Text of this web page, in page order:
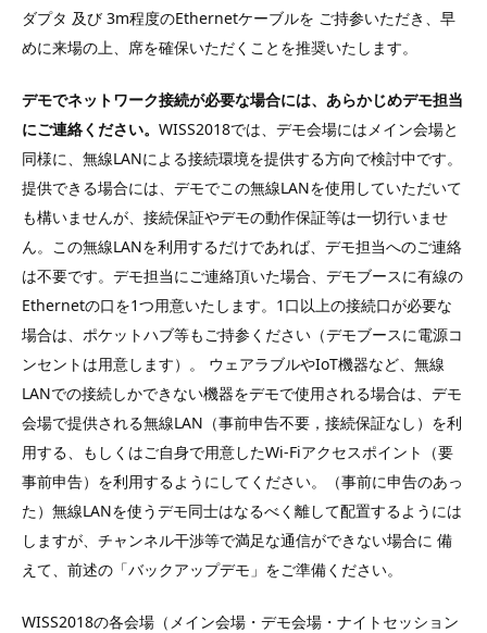
ダプタ 及び 3m程度のEthernetケーブルを ご持参いただき、早
めに来場の上、席を確保いただくことを推奨いたします。
デモでネットワーク接続が必要な場合には、あらかじめデモ担当
にご連絡ください。 WISS2018では、デモ会場にはメイン会場と
同様に、無線LANによる接続環境を提供する方向で検討中です。
提供できる場合には、デモでこの無線LANを使用していただいて
も構いませんが、接続保証やデモの動作保証等は一切行いませ
ん。この無線LANを利用するだけであれば、デモ担当へのご連絡
は不要です。デモ担当にご連絡頂いた場合、デモブースに有線の
Ethernetの口を1つ用意いたします。1口以上の接続口が必要な
場合は、ポケットハブ等もご持参ください（デモブースに電源コ
ンセントは用意します）。 ウェアラブルやIoT機器など、無線
LANでの接続しかできない機器をデモで使用される場合は、デモ
会場で提供される無線LAN（事前申告不要，接続保証なし）を利
用する、もしくはご自身で用意したWi-Fiアクセスポイント（要
事前申告）を利用するようにしてください。（事前に申告のあっ
た）無線LANを使うデモ同士はなるべく離して配置するようには
しますが、チャンネル干渉等で満足な通信ができない場合に 備
えて、前述の「バックアップデモ」をご準備ください。
WISS2018の各会場（メイン会場・デモ会場・ナイトセッション